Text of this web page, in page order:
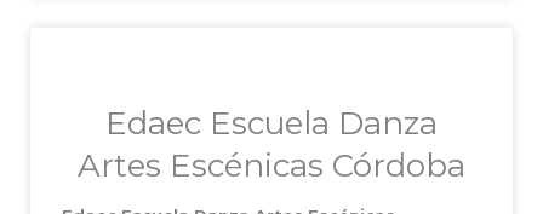
Edaec Escuela Danza
Artes Escénicas Córdoba